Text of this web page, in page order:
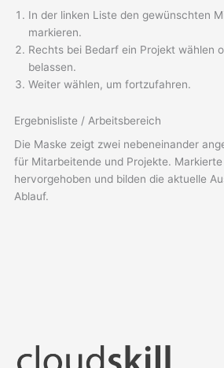
In der linken Liste den gewünschten
markieren.
Rechts bei Bedarf ein Projekt wählen
belassen.
Weiter wählen, um fortzufahren.
Ergebnisliste / Arbeitsbereich
Die Maske zeigt zwei nebeneinander
für Mitarbeitende und Projekte.
hervorgehoben und bilden die aktuelle
Ablauf.